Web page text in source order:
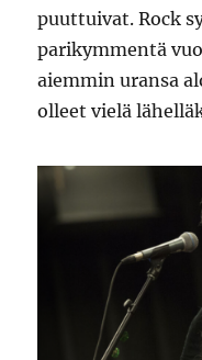
puuttuivat. Rock
parikymmentä
aiemmin uransa
olleet vielä